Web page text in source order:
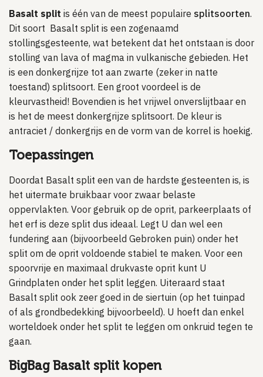
Basalt split is één van de meest populaire splitsoorten.
Dit soort Basalt split is een zogenaamd
stollingsgesteente, wat betekent dat het ontstaan is door
stolling van lava of magma in vulkanische gebieden. Het
is een donkergrijze tot aan zwarte (zeker in natte
toestand) splitsoort. Een groot voordeel is de
kleurvastheid! Bovendien is het vrijwel onverslijtbaar en
is het de meest donkergrijze splitsoort. De kleur is
antraciet / donkergrijs en de vorm van de korrel is hoekig.
Toepassingen
Doordat Basalt split een van de hardste gesteenten is, is
het uitermate bruikbaar voor zwaar belaste
oppervlakten. Voor gebruik op de oprit, parkeerplaats of
het erf is deze split dus ideaal. Legt U dan wel een
fundering aan (bijvoorbeeld Gebroken puin) onder het
split om de oprit voldoende stabiel te maken. Voor een
spoorvrije en maximaal drukvaste oprit kunt U
Grindplaten onder het split leggen. Uiteraard staat
Basalt split ook zeer goed in de siertuin (op het tuinpad
of als grondbedekking bijvoorbeeld). U hoeft dan enkel
worteldoek onder het split te leggen om onkruid tegen te
gaan.
BigBag Basalt split kopen